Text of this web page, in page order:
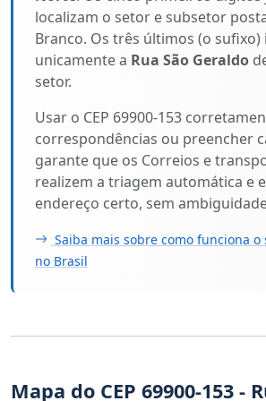
localizam o setor e subsetor
Branco. Os três últimos (o
unicamente a Rua São Geraldo
setor.
Usar o CEP 69900-153
correspondências ou preencher
garante que os Correios e
realizem a triagem automática e
endereço certo, sem
Saiba mais sobre como funciona o
no Brasil
Mapa do CEP 69900-153 -